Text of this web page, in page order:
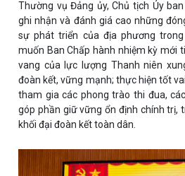
Thường vụ Đảng ủy, Chủ tịch Ủy
ghi nhận và đánh giá cao những
sự phát triển của địa phương
muốn Ban Chấp hành nhiệm kỳ mới
vang của lực lượng Thanh niên
đoàn kết, vững mạnh; thực hiện tốt
tham gia các phong trào thi đua,
góp phần giữ vững ổn định chính trị,
khối đại đoàn kết toàn dân.